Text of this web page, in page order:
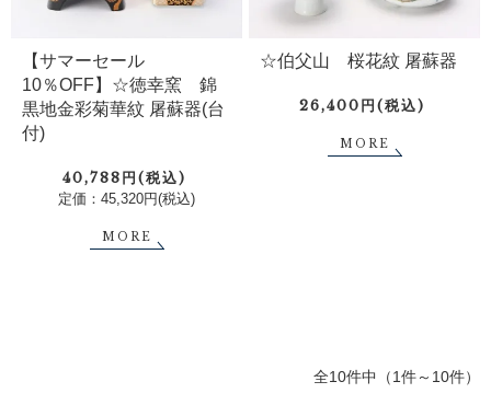
【サマーセール
10％OFF】☆徳幸窯 錦
黒地金彩菊華紋 屠蘇器(台
付)
40,788円(税込)
定価：45,320円(税込)
MORE
☆伯父山 桜花紋 屠蘇器
26,400円(税込)
MORE
全10件中（1件～10件）